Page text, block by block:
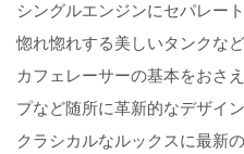
シングルエンジンにセパレー
惚れ惚れする美しいタンクなど
カフェレーサーの基本をおさ
プなど随所に革新的なデザイ
クラシカルなルックスに最新